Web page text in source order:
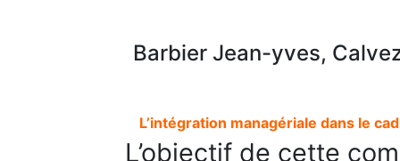
Barbier Jean-yves,
L’intégration managériale dans le
L’objectif de cette